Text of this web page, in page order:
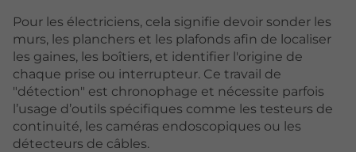
Pour les électriciens, cela signifie devoir sonder les
murs, les planchers et les plafonds afin de localiser
les gaines, les boîtiers, et identifier l'origine de
chaque prise ou interrupteur. Ce travail de
"détection" est chronophage et nécessite parfois
l’usage d’outils spécifiques comme les testeurs de
continuité, les caméras endoscopiques ou les
détecteurs de câbles.